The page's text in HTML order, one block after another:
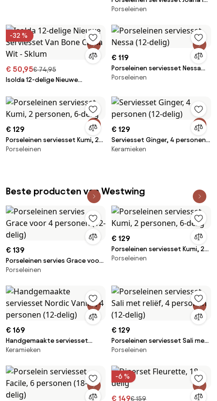
organische vorm, 4 personen
Porseleinen
-32 %
€ 50,95€ 74,95
Isolda 12-delige Nieuwe
Sklum
€ 119
Porseleinen serviesset Nessa
(12-delig)
Porseleinen
€ 129
Porseleinen serviesset Kumi, 2
personen, 6-delig
Porseleinen
€ 129
Serviesset Ginger, 4 personen
(12-delig)
Keramieken
Beste producten van Westwing
€ 139
Porseleinen servies Grace voor
4 personen (12-delig)
Porseleinen
€ 129
Porseleinen serviesset Kumi, 2
personen, 6-delig
Porseleinen
€ 169
Handgemaakte serviesset
Nordic Vanilla, 4 personen (12-
Keramieken
€ 129
Porseleinen serviesset Sali met
reliëf, 4 personen (12-delig)
Porseleinen
-6 %
€ 149€ 159